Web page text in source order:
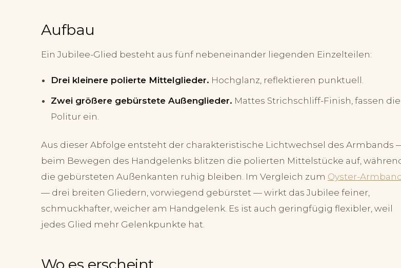
Aufbau
Ein Jubilee-Glied besteht aus fünf nebeneinander liegenden Einzelteilen:
Drei kleinere polierte Mittelglieder. Hochglanz, reflektieren punktuell.
Zwei größere gebürstete Außenglieder. Mattes Strichschliff-Finish, fassen die
Politur ein.
Aus dieser Abfolge entsteht der charakteristische Lichtwechsel des Armbands
beim Bewegen des Handgelenks blitzen die polierten Mittelstücke auf,
die gebürsteten Außenkanten ruhig bleiben. Im Vergleich zum Oyster-Armband
— drei breiten Gliedern, vorwiegend gebürstet — wirkt das Jubilee feiner,
schmuckhafter, weicher am Handgelenk. Es ist auch geringfügig flexibler, weil
jedes Glied mehr Gelenkpunkte hat.
Wo es erscheint